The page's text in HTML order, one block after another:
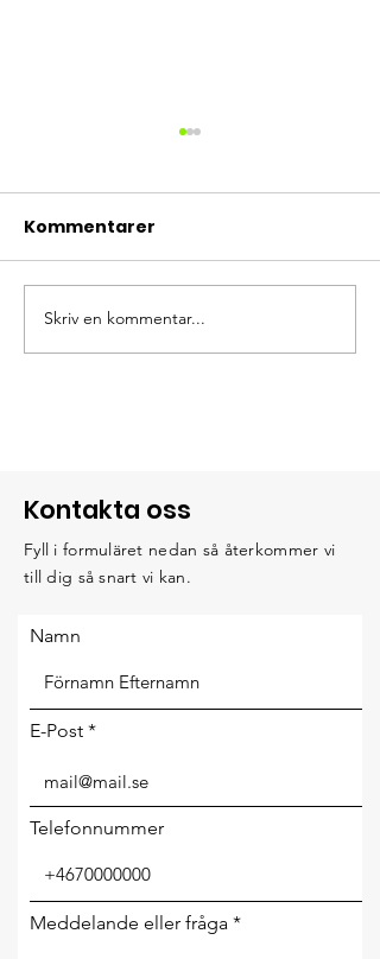
Intensivkurs i
orientering
Kommentarer
Skriv en kommentar...
Kontakta oss
Fyll i formuläret nedan så återkommer vi
till dig så snart vi kan.
Namn
E-Post
Telefonnummer
Meddelande eller fråga